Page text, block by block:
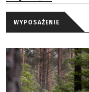
WYPOSAŻENIE